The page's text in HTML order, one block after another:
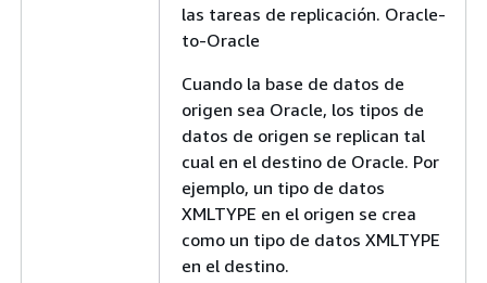
las tareas de replicación. Oracle-
to-Oracle
Cuando la base de datos de
origen sea Oracle, los tipos de
datos de origen se replican tal
cual en el destino de Oracle. Por
ejemplo, un tipo de datos
XMLTYPE en el origen se crea
como un tipo de datos XMLTYPE
en el destino.